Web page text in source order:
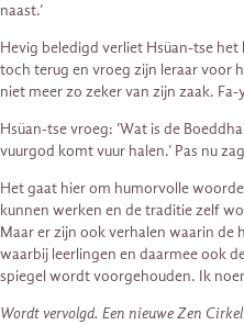
naast.’
Hevig beledigd verliet Hsüan-tse
toch terug en vroeg zijn leraar voor
niet meer zo zeker van zijn zaak. Fa-
Hsüan-tse vroeg: ’Wat is de
vuurgod komt vuur halen.’ Pas nu
Het gaat hier om humorvolle
kunnen werken en de traditie zelf
Maar er zijn ook verhalen waarin
waarbij leerlingen en daarmee ook
spiegel wordt voorgehouden. Ik
Wordt vervolgd. Een nieuwe Zen